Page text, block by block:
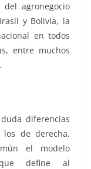
agronegocio
y Bolivia, la
en todos
entre muchos
diferencias
los de derecha,
el modelo
que define al